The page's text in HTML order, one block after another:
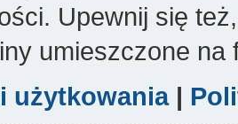
Upewnij się
umieszczone na
użytkowania|